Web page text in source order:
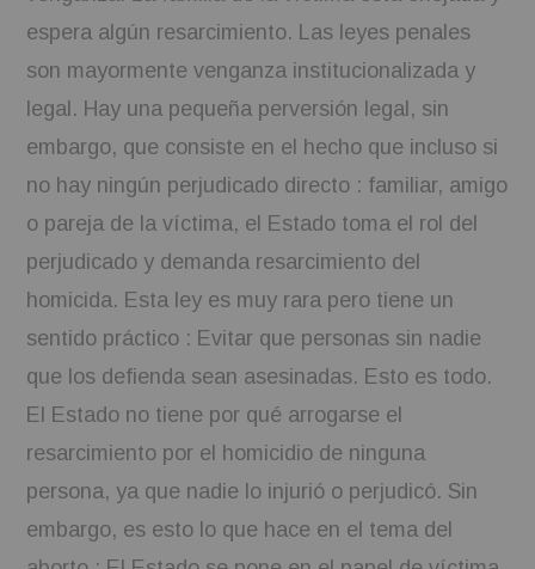
espera algún resarcimiento. Las leyes penales
son mayormente venganza institucionalizada y
legal. Hay una pequeña perversión legal, sin
embargo, que consiste en el hecho que incluso si
no hay ningún perjudicado directo : familiar, amigo
o pareja de la víctima, el Estado toma el rol del
perjudicado y demanda resarcimiento del
homicida. Esta ley es muy rara pero tiene un
sentido práctico : Evitar que personas sin nadie
que los defienda sean asesinadas. Esto es todo.
El Estado no tiene por qué arrogarse el
resarcimiento por el homicidio de ninguna
persona, ya que nadie lo injurió o perjudicó. Sin
embargo, es esto lo que hace en el tema del